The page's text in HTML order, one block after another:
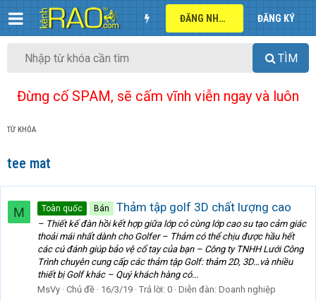
ĐĂNG NHẬP ĐĂNG KÝ
TÌM
Đừng cố SPAM, sẽ cấm vĩnh viễn ngay và luôn
TỪ KHÓA
tee mat
M Toàn quốc Bán Thảm tập golf 3D chất lượng cao
– Thiết kế đàn hồi kết hợp giữa lớp cỏ cùng lớp cao su tạo cảm giác
thoải mái nhất dành cho Golfer – Thảm có thể chịu được hầu hết
các cú đánh giúp bảo vệ cổ tay của bạn – Công ty TNHH Lưới Công
Trình chuyên cung cấp các thảm tập Golf: thảm 2D, 3D…và nhiều
thiết bị Golf khác – Quý khách hàng có...
MsVy Chủ đề 16/3/19 Trả lời: 0 Diễn đàn: Doanh nghiệp